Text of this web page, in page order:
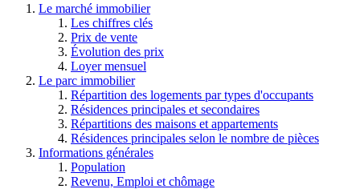
Le marché immobilier
Les chiffres clés
Prix de vente
Évolution des prix
Loyer mensuel
Le parc immobilier
Répartition des logements par types d'occupants
Résidences principales et secondaires
Répartitions des maisons et appartements
Résidences principales selon le nombre de pièces
Informations générales
Population
Revenu, Emploi et chômage